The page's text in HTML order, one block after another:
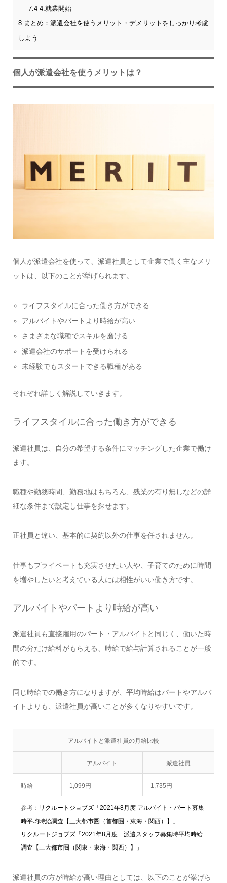
7.44.就業開始
8まとめ：派遣会社を使うメリット・デメリットをしっかり考慮
しよう
個人が派遣会社を使うメリットは？
個人が派遣会社を使って、派遣社員として企業で働く主なメリ
ットは、以下のことが挙げられます。
ライフスタイルに合った働き方ができる
アルバイトやパートより時給が高い
さまざまな職種でスキルを磨ける
派遣会社のサポートを受けられる
未経験でもスタートできる職種がある
それぞれ詳しく解説していきます。
ライフスタイルに合った働き方ができる
派遣社員は、自分の希望する条件にマッチングした企業で働け
ます。
職種や勤務時間、勤務地はもちろん、残業の有り無しなどの詳
細な条件まで設定し仕事を探せます。
正社員と違い、基本的に契約以外の仕事を任されません。
仕事もプライベートも充実させたい人や、子育てのために時間
を増やしたいと考えている人には相性がいい働き方です。
アルバイトやパートより時給が高い
派遣社員も直接雇用のパート・アルバイトと同じく、働いた時
間の分だけ給料がもらえる、時給で給与計算されることが一般
的です。
同じ時給での働き方になりますが、平均時給はパートやアルバ
イトよりも、派遣社員が高いことが多くなりやすいです。
アルバイトと派遣社員の月給比較
アルバイト 派遣社員
時給 1,099円 1,735円
参考： リクルートジョブズ「2021年8月度 アルバイト・パート募集
時平均時給調査【三大都市圏（首都圏・東海・関西）】」
リクルートジョブズ「2021年8月度 派遣スタッフ募集時平均時給
調査【三大都市圏（関東・東海・関西）】」
派遣社員の方が時給が高い理由としては、以下のことが挙げら